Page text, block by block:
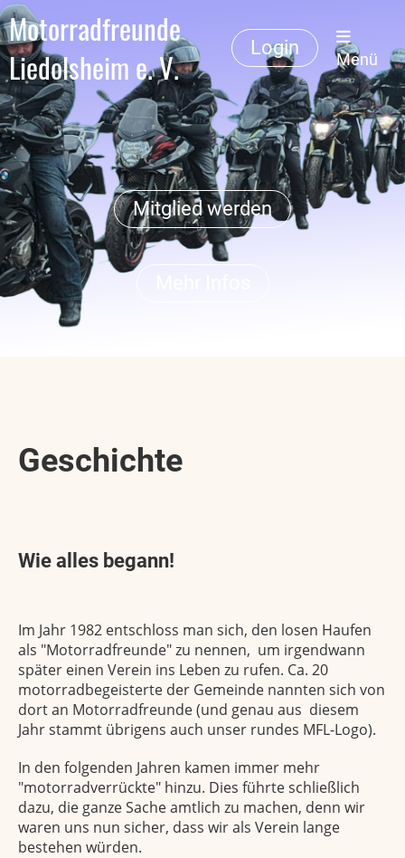
Motorradfreunde
Liedolsheim e. V.
Login
Menü
Mitglied werden
Geschichte
Wie alles begann!
Im Jahr 1982 entschloss man sich, den losen Haufen
als "Motorradfreunde" zu nennen, um irgendwann
später einen Verein ins Leben zu rufen. Ca. 20
motorradbegeisterte der Gemeinde nannten sich von
dort an Motorradfreunde (und genau aus diesem
Jahr stammt übrigens auch unser rundes MFL-Logo).
In den folgenden Jahren kamen immer mehr
"motorrad­verrückte" hinzu. Dies führte schließlich
dazu, die ganze Sache amtlich zu machen, denn wir
waren uns nun sicher, dass wir als Verein lange
bestehen würden.